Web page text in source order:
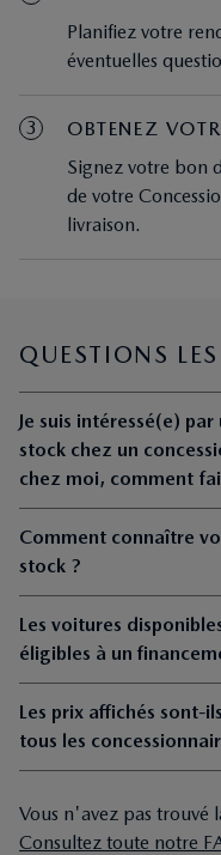
Planifiez votre
éventuelles
3
OBTENEZ
Signez votre bon
de votre
livraison.
QUESTIONS
Je suis intéressé(e)
stock chez un
chez moi, comment
Comment connaître
stock ?
Les voitures
éligibles à un
Les prix affichés sont-
tous les
Vous n'avez pas trouvé
Consultez toute notre